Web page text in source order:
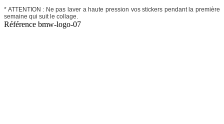
* ATTENTION : Ne pas laver a haute pression vos stickers pendant la première
semaine qui suit le collage.
Référence bmw-logo-07